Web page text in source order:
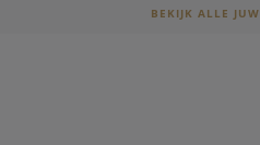
BEKIJK ALLE